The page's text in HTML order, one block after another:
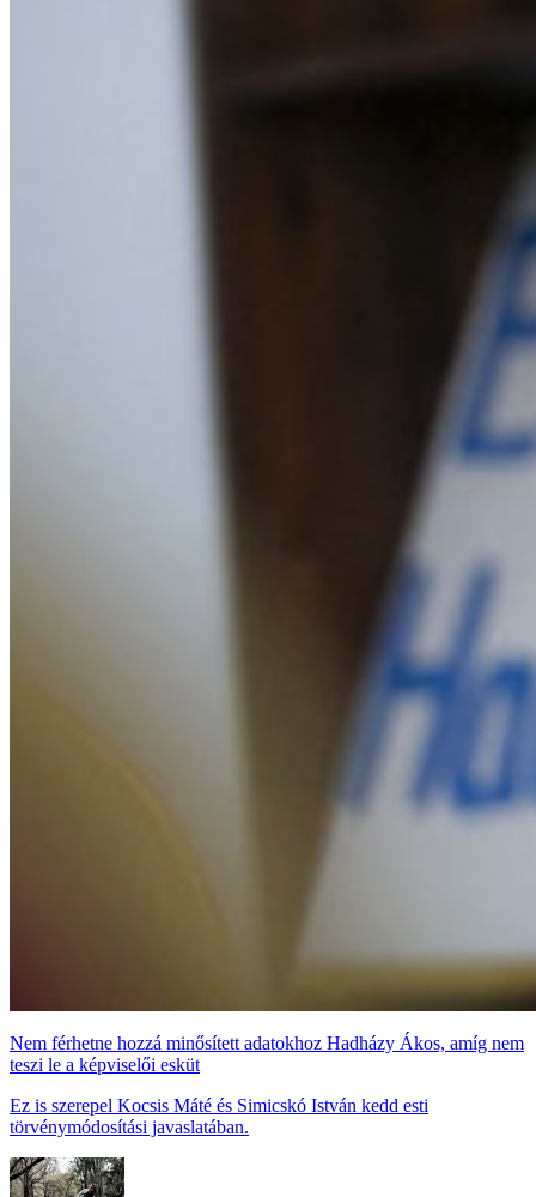
Nem férhetne hozzá minősített adatokhoz Hadházy Ákos, amíg nem
teszi le a képviselői esküt
Ez is szerepel Kocsis Máté és Simicskó István kedd esti
törvénymódosítási javaslatában.